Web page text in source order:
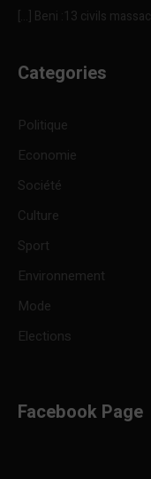
[…] Beni :13 civils
Categories
Politique
Economie
Société
Culture
Sport
Environnement
Mode
Elections
Facebook Page